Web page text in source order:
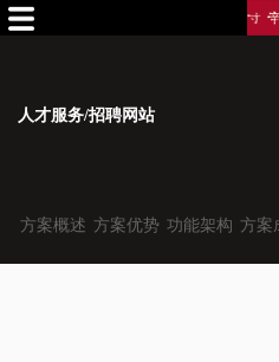
人才服务/招聘网站
方案概述 方案优势 功能架构 方案